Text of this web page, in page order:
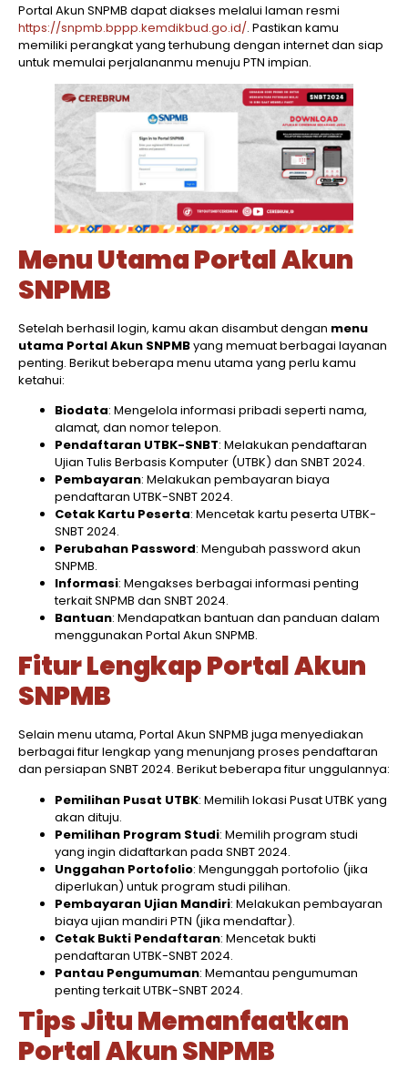
Portal Akun SNPMB dapat diakses melalui laman resmi
https://snpmb.bppp.kemdikbud.go.id/. Pastikan kamu
memiliki perangkat yang terhubung dengan internet dan siap
untuk memulai perjalananmu menuju PTN impian.
Menu Utama Portal Akun
SNPMB
Setelah berhasil login, kamu akan disambut dengan menu
utama Portal Akun SNPMByang memuat berbagai layanan
penting. Berikut beberapa menu utama yang perlu kamu
ketahui:
Biodata: Mengelola informasi pribadi seperti nama,
alamat, dan nomor telepon.
Pendaftaran UTBK-SNBT: Melakukan pendaftaran
Ujian Tulis Berbasis Komputer (UTBK) dan SNBT 2024.
Pembayaran: Melakukan pembayaran biaya
pendaftaran UTBK-SNBT 2024.
Cetak Kartu Peserta: Mencetak kartu peserta UTBK-
SNBT 2024.
Perubahan Password: Mengubah password akun
SNPMB.
Informasi: Mengakses berbagai informasi penting
terkait SNPMB dan SNBT 2024.
Bantuan: Mendapatkan bantuan dan panduan dalam
menggunakan Portal Akun SNPMB.
Fitur Lengkap Portal Akun
SNPMB
Selain menu utama, Portal Akun SNPMB juga menyediakan
berbagai fitur lengkap yang menunjang proses pendaftaran
dan persiapan SNBT 2024. Berikut beberapa fitur unggulannya:
Pemilihan Pusat UTBK: Memilih lokasi Pusat UTBK yang
akan dituju.
Pemilihan Program Studi: Memilih program studi
yang ingin didaftarkan pada SNBT 2024.
Unggahan Portofolio: Mengunggah portofolio (jika
diperlukan) untuk program studi pilihan.
Pembayaran Ujian Mandiri: Melakukan pembayaran
biaya ujian mandiri PTN (jika mendaftar).
Cetak Bukti Pendaftaran: Mencetak bukti
pendaftaran UTBK-SNBT 2024.
Pantau Pengumuman: Memantau pengumuman
penting terkait UTBK-SNBT 2024.
Tips Jitu Memanfaatkan
Portal Akun SNPMB